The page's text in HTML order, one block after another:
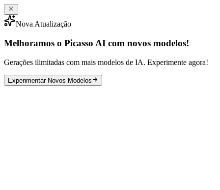
Nova Atualização
Melhoramos o Picasso AI com novos modelos!
Gerações ilimitadas com mais modelos de IA. Experimente agora!
Experimentar Novos Modelos